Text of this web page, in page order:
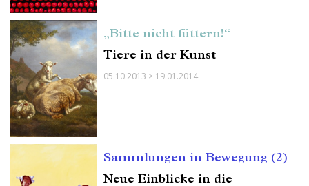
„Bitte nicht füttern!“
Tiere in der Kunst
05.10.2013 > 19.01.2014
Sammlungen in Bewegung (2)
Neue Einblicke in die